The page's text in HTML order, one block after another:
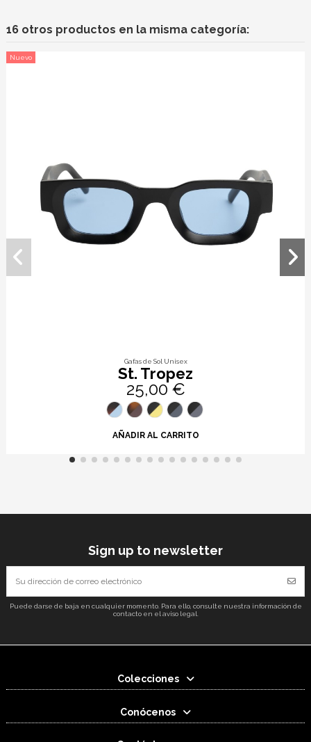
16 otros productos en la misma categoría:
Nuevo
Gafas de Sol Unisex
St. Tropez
25,00 €
AÑADIR AL CARRITO
Sign up to newsletter
Puede darse de baja en cualquier momento. Para ello, consulte nuestra información de
contacto en el aviso legal.
Colecciones
Conócenos